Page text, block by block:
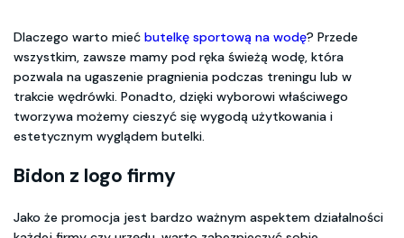
Dlaczego warto mieć butelkę sportową na wodę? Przede
wszystkim, zawsze mamy pod ręka świeżą wodę, która
pozwala na ugaszenie pragnienia podczas treningu lub w
trakcie wędrówki. Ponadto, dzięki wyborowi właściwego
tworzywa możemy cieszyć się wygodą użytkowania i
estetycznym wyglądem butelki.
Bidon z logo firmy
Jako że promocja jest bardzo ważnym aspektem działalności